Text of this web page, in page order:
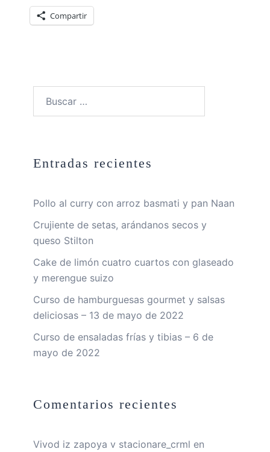
Compartir
Entradas recientes
Pollo al curry con arroz basmati y pan Naan
Crujiente de setas, arándanos secos y
queso Stilton
Cake de limón cuatro cuartos con glaseado
y merengue suizo
Curso de hamburguesas gourmet y salsas
deliciosas – 13 de mayo de 2022
Curso de ensaladas frías y tibias – 6 de
mayo de 2022
Comentarios recientes
Vivod iz zapoya v stacionare_crml en